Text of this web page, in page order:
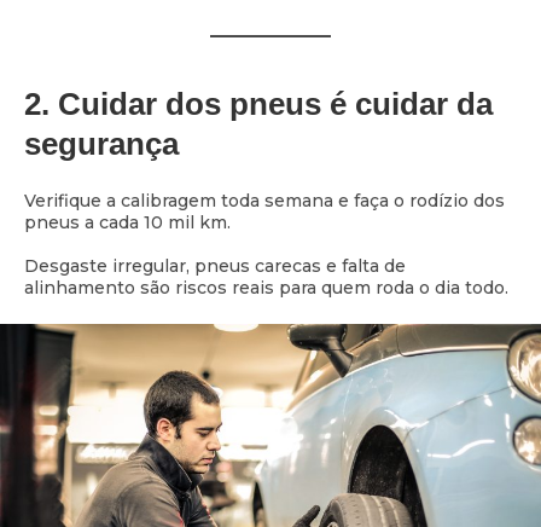
2. Cuidar dos pneus é cuidar da
segurança
Verifique a calibragem toda semana e faça o rodízio dos
pneus a cada 10 mil km.
Desgaste irregular, pneus carecas e falta de
alinhamento são riscos reais para quem roda o dia todo.